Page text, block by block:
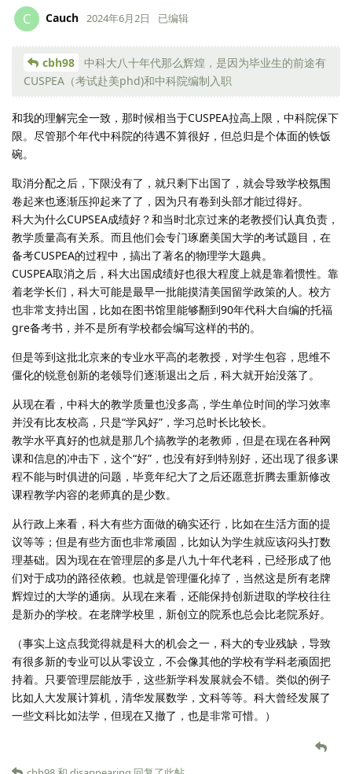
C Cauch 2024年6月2日 已编辑
cbh98
中科大八十年代那么辉煌，是因为毕业生的前途有
CUSPEA（考试赴美phd)和中科院编制入职
和我的理解完全一致，那时候相当于CUSPEA拉高上限，中科院保下
限。尽管那个年代中科院的待遇不算很好，但总归是个体面的铁饭
碗。
取消分配之后，下限没有了，就只剩下出国了，就会导致学校氛围
卷起来也逐渐压抑起来了了，因为只有卷到头部才能过得好。
科大为什么CUPSEA成绩好？和当时北京过来的老教授们认真负责，
教学质量高有关系。而且他们会专门琢磨美国大学的考试题目，在
备考CUSPEA的过程中，搞出了著名的物理学大题典。
CUSPEA取消之后，科大出国成绩好也很大程度上就是靠着惯性。靠
着老学长们，科大可能是最早一批能摸清美国留学政策的人。校方
也非常支持出国，比如在图书馆里能够翻到90年代科大自编的托福
gre备考书，并不是所有学校都会编写这样的书的。
但是等到这批北京来的专业水平高的老教授，对学生包容，思维不
僵化的锐意创新的老领导们逐渐退出之后，科大就开始没落了。
从现在看，中科大的教学质量也没多高，学生单位时间的学习效率
并没有比友校高，只是“学风好”，学习总时长比较长。
教学水平真好的也就是那几个搞教学的老教师，但是在现在各种网
课和信息的冲击下，这个“好”，也没有好到特别好，还出现了很多课
程不能与时俱进的问题，毕竟年纪大了之后还愿意折腾去重新修改
课程教学内容的老师真的是少数。
从行政上来看，科大有些方面做的确实还行，比如在生活方面的提
议等等；但是有些方面也非常顽固，比如认为学生就应该闷头打数
理基础。因为现在在管理层的多是八九十年代老科，已经形成了他
们对于成功的路径依赖。也就是管理僵化掉了，当然这是所有老牌
辉煌过的大学的通病。从现在来看，还能保持创新进取的学校往往
是新办的学校。在老牌学校里，新创立的院系也总会比老院系好。
（事实上这点我觉得就是科大的机会之一，科大的专业残缺，导致
有很多新的专业可以从零设立，不会像其他的学校有学科老顽固把
持着。只要管理层能放手，这些新学科发展就会不错。类似的例子
比如人大发展计算机，清华发展数学，文科等等。科大曾经发展了
一些文科比如法学，但现在又撤了，也是非常可惜。）